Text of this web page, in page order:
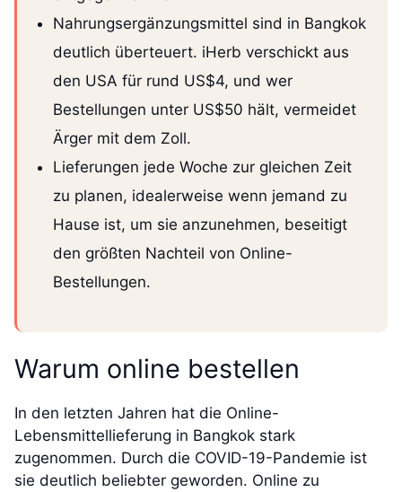
Nahrungsergänzungsmittel sind in Bangkok
deutlich überteuert. iHerb verschickt aus
den USA für rund US$4, und wer
Bestellungen unter US$50 hält, vermeidet
Ärger mit dem Zoll.
Lieferungen jede Woche zur gleichen Zeit
zu planen, idealerweise wenn jemand zu
Hause ist, um sie anzunehmen, beseitigt
den größten Nachteil von Online-
Bestellungen.
Warum online bestellen
In den letzten Jahren hat die Online-
Lebensmittellieferung in Bangkok stark
zugenommen. Durch die COVID-19-Pandemie ist
sie deutlich beliebter geworden. Online zu